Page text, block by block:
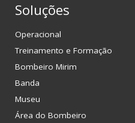
Soluções
Operacional
Treinamento e Formação
Bombeiro Mirim
Banda
Museu
Área do Bombeiro